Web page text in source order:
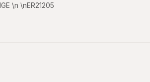
\n \nER21205